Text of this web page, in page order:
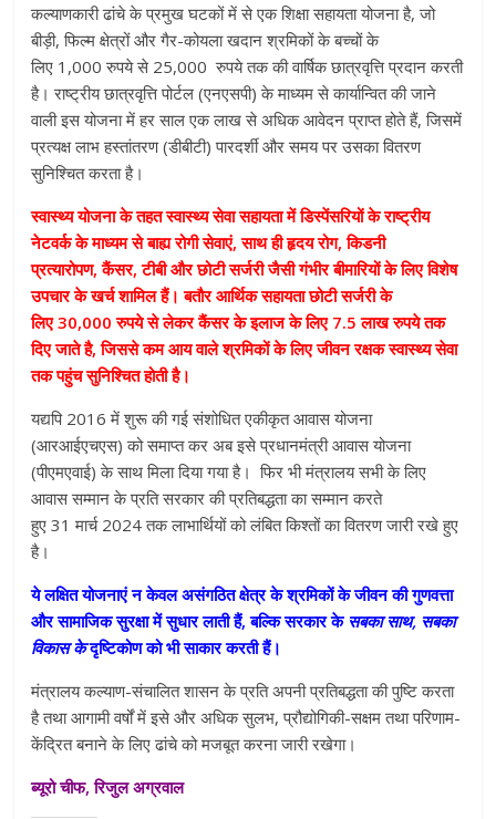
कल्याणकारी ढांचे के प्रमुख घटकों में से एक शिक्षा सहायता योजना है, जो
बीड़ी, फिल्म क्षेत्रों और गैर-कोयला खदान श्रमिकों के बच्चों के
लिए 1,000 रुपये से 25,000 रुपये तक की वार्षिक छात्रवृत्ति प्रदान करती
है। राष्ट्रीय छात्रवृत्ति पोर्टल (एनएसपी) के माध्यम से कार्यान्वित की जाने
वाली इस योजना में हर साल एक लाख से अधिक आवेदन प्राप्त होते हैं, जिसमें
प्रत्यक्ष लाभ हस्तांतरण (डीबीटी) पारदर्शी और समय पर उसका वितरण
सुनिश्चित करता है।
स्वास्थ्य योजना के तहत स्वास्थ्य सेवा सहायता में डिस्पेंसरियों के राष्ट्रीय
नेटवर्क के माध्यम से बाह्य रोगी सेवाएं, साथ ही हृदय रोग, किडनी
प्रत्यारोपण, कैंसर, टीबी और छोटी सर्जरी जैसी गंभीर बीमारियों के लिए विशेष
उपचार के खर्च शामिल हैं। बतौर आर्थिक सहायता छोटी सर्जरी के
लिए 30,000 रुपये से लेकर कैंसर के इलाज के लिए 7.5 लाख रुपये तक
दिए जाते है, जिससे कम आय वाले श्रमिकों के लिए जीवन रक्षक स्वास्थ्य सेवा
तक पहुंच सुनिश्चित होती है।
यद्यपि 2016 में शुरू की गई संशोधित एकीकृत आवास योजना
(आरआईएचएस) को समाप्त कर अब इसे प्रधानमंत्री आवास योजना
(पीएमएवाई) के साथ मिला दिया गया है। फिर भी मंत्रालय सभी के लिए
आवास सम्मान के प्रति सरकार की प्रतिबद्धता का सम्मान करते
हुए 31 मार्च 2024 तक लाभार्थियों को लंबित किश्तों का वितरण जारी रखे हुए
है।
ये लक्षित योजनाएं न केवल असंगठित क्षेत्र के श्रमिकों के जीवन की गुणवत्ता
और सामाजिक सुरक्षा में सुधार लाती हैं, बल्कि सरकार के सबका साथ, सबका
विकास केदृष्टिकोण को भी साकार करती हैं।
मंत्रालय कल्याण-संचालित शासन के प्रति अपनी प्रतिबद्धता की पुष्टि करता
है तथा आगामी वर्षों में इसे और अधिक सुलभ, प्रौद्योगिकी-सक्षम तथा परिणाम-
केंद्रित बनाने के लिए ढांचे को मजबूत करना जारी रखेगा।
ब्यूरो चीफ, रिजुल अग्रवाल